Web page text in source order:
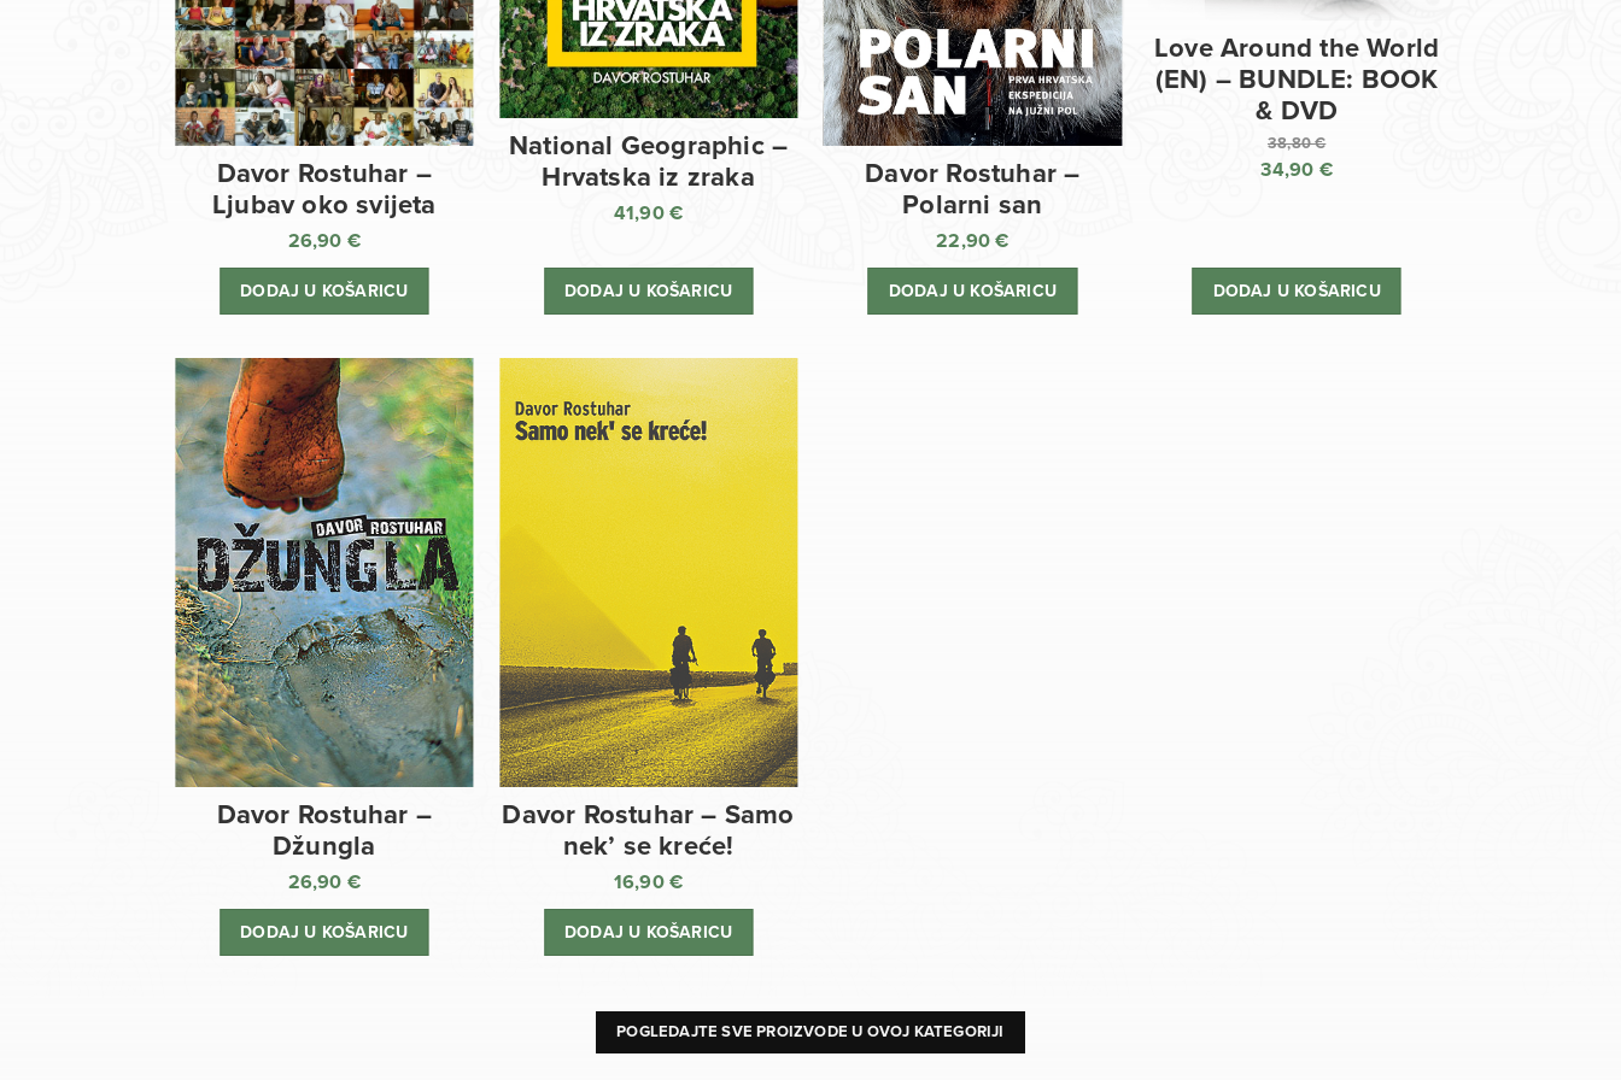
Davor Rostuhar –
Ljubav oko svijeta
26,90 €
DODAJ U KOŠARICU
National Geographic –
Hrvatska iz zraka
41,90€
DODAJ U KOŠARICU
Davor Rostuhar –
Polarni san
22,90€
DODAJ U KOŠARICU
Love Around the World
(EN) – BUNDLE: BOOK
& DVD
38,80€
Izvorna
je:
38,80 €.
34,90 €
je:
34,90 €.
DODAJ U KOŠARICU
Davor Rostuhar –
Džungla
26,90 €
DODAJ U KOŠARICU
Davor Rostuhar – Samo
nek’ se kreće!
16,90€
DODAJ U KOŠARICU
POGLEDAJTE SVE PROIZVODE U OVOJ KATEGORIJI